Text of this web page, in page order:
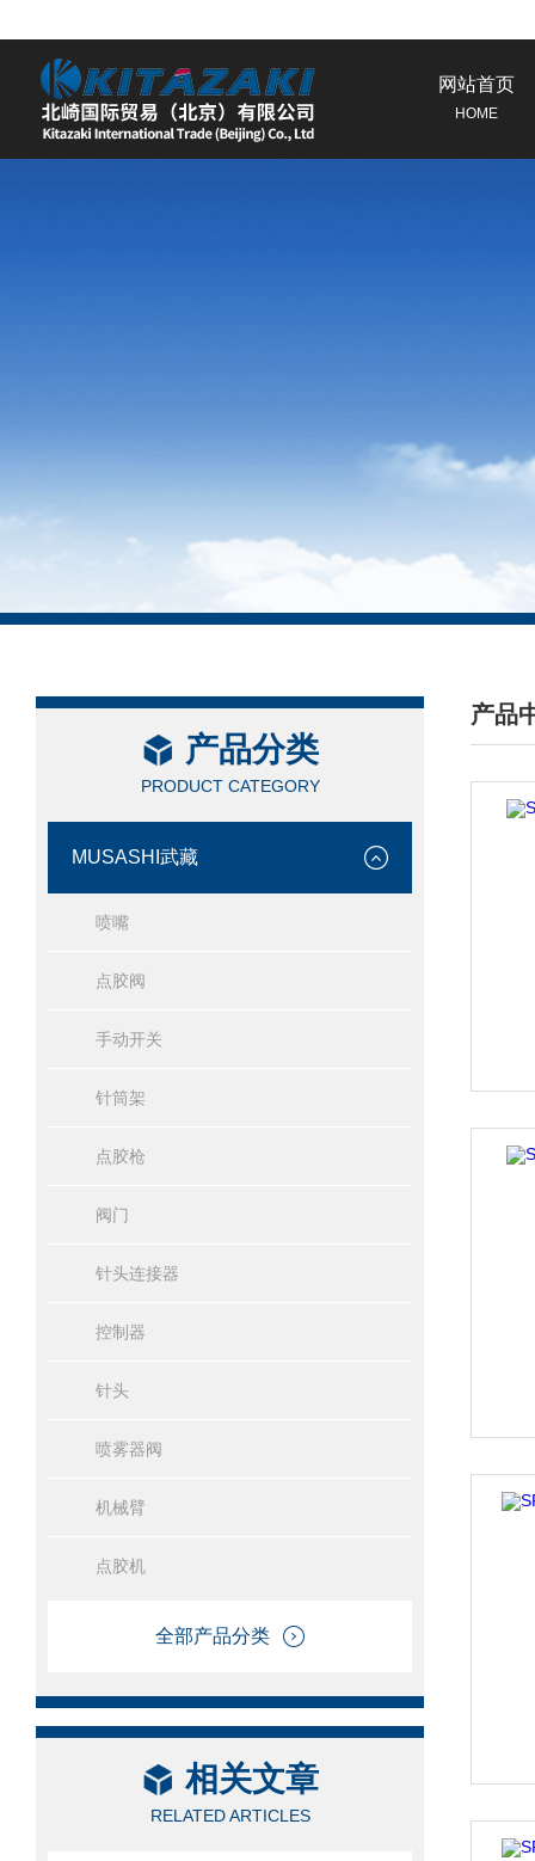
网站首页
HOME
产品分类
PRODUCT CATEGORY
MUSASHI武藏
喷嘴
点胶阀
手动开关
针筒架
点胶枪
阀门
针头连接器
控制器
针头
喷雾器阀
机械臂
点胶机
全部产品分类
相关文章
RELATED ARTICLES
产品
/